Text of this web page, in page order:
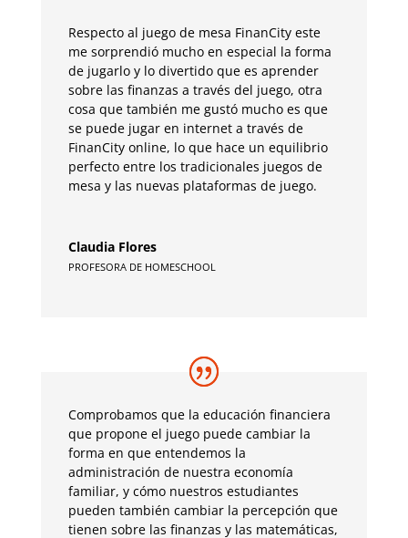
Respecto al juego de mesa FinanCity este
me sorprendió mucho en especial la forma
de jugarlo y lo divertido que es aprender
sobre las finanzas a través del juego, otra
cosa que también me gustó mucho es que
se puede jugar en internet a través de
FinanCity online, lo que hace un equilibrio
perfecto entre los tradicionales juegos de
mesa y las nuevas plataformas de juego.
Claudia Flores
PROFESORA DE HOMESCHOOL
Comprobamos que la educación financiera
que propone el juego puede cambiar la
forma en que entendemos la
administración de nuestra economía
familiar, y cómo nuestros estudiantes
pueden también cambiar la percepción que
tienen sobre las finanzas y las matemáticas,